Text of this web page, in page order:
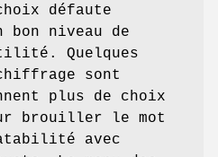
défaute
niveau de
Quelques
sont
plus de choix
brouiller le mot
avec